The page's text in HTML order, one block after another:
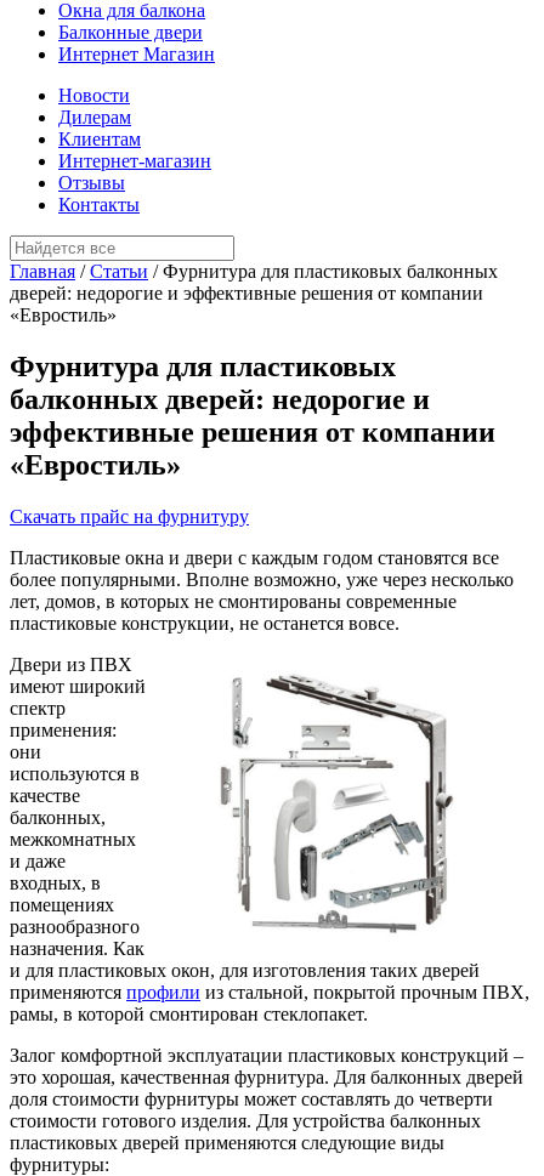
Окна для балкона
Балконные двери
Интернет Магазин
Новости
Дилерам
Клиентам
Интернет-магазин
Отзывы
Контакты
Главная / Статьи /Фурнитура для пластиковых балконных
дверей: недорогие и эффективные решения от компании
«Евростиль»
Фурнитура для пластиковых
балконных дверей: недорогие и
эффективные решения от компании
«Евростиль»
Скачать прайс на фурнитуру
Пластиковые окна и двери с каждым годом становятся все
более популярными. Вполне возможно, уже через несколько
лет, домов, в которых не смонтированы современные
пластиковые конструкции, не останется вовсе.
Двери из ПВХ
имеют широкий
спектр
применения:
они
используются в
качестве
балконных,
межкомнатных
и даже
входных, в
помещениях
разнообразного
назначения. Как
и для пластиковых окон, для изготовления таких дверей
применяются профили из стальной, покрытой прочным ПВХ,
рамы, в которой смонтирован стеклопакет.
Залог комфортной эксплуатации пластиковых конструкций –
это хорошая, качественная фурнитура. Для балконных дверей
доля стоимости фурнитуры может составлять до четверти
стоимости готового изделия. Для устройства балконных
пластиковых дверей применяются следующие виды
фурнитуры: